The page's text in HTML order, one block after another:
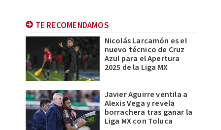
TE RECOMENDAMOS
Nicolás Larcamón es el
nuevo técnico de Cruz
Azul para el Apertura
2025 de la Liga MX
Javier Aguirre ventila a
Alexis Vega y revela
borrachera tras ganar la
Liga MX con Toluca